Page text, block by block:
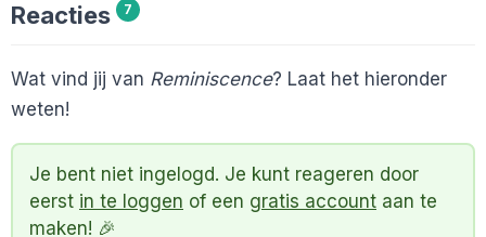
Reacties 7
Wat vind jij van Reminiscence? Laat het hieronder
weten!
Je bent niet ingelogd. Je kunt reageren door
eerst in te loggen of een gratis account aan te
maken! 🎉